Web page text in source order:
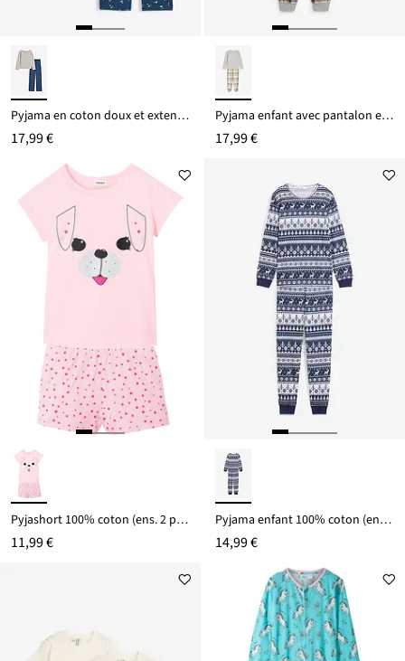
Pyjama en coton doux et extensible
17,99 €
Pyjama enfant avec pantalon en flanelle (ens. 2 pces)
17,99 €
Pyjashort 100% coton (ens. 2 pces)
11,99 €
Pyjama enfant 100% coton (ens. 2 pces)
14,99 €